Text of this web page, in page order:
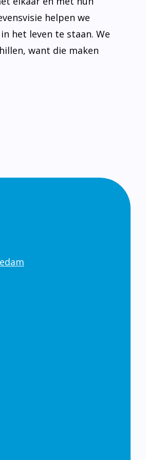
helpen we
het leven te staan. We
want die maken